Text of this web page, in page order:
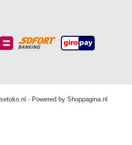
- Powered by Shoppagina.nl